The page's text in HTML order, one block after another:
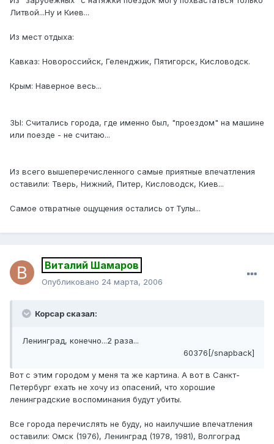
Литвой...Ну и Киев...
Из мест отдыха:
Кавказ: Новороссийск, Геленджик, Пятигорск, Кисловодск.
Крым: Наверное весь...
ЗЫ: Считались города, где именно был, "проездом" на машине
или поезде - не считаю...
Из всего вышеперечисленного самые приятные впечатления
оставили: Тверь, Нижний, Питер, Кисловодск, Киев...
Самое отвратные ощущения остались от Тулы...
Виталий Шамаров
Опубликовано 24 марта, 2006
Корсар сказал:
Ленинград, конечно...2 раза...
60376[/snapback]
Вот с этим городом у меня та же картина. А вот в Санкт-
Петербург ехать не хочу из опасений, что хорошие
ленинградские воспоминания будут убиты.
Все города перечислять не буду, но наилучшие впечатления
оставили: Омск (1976), Ленинград (1978, 1981), Волгоград